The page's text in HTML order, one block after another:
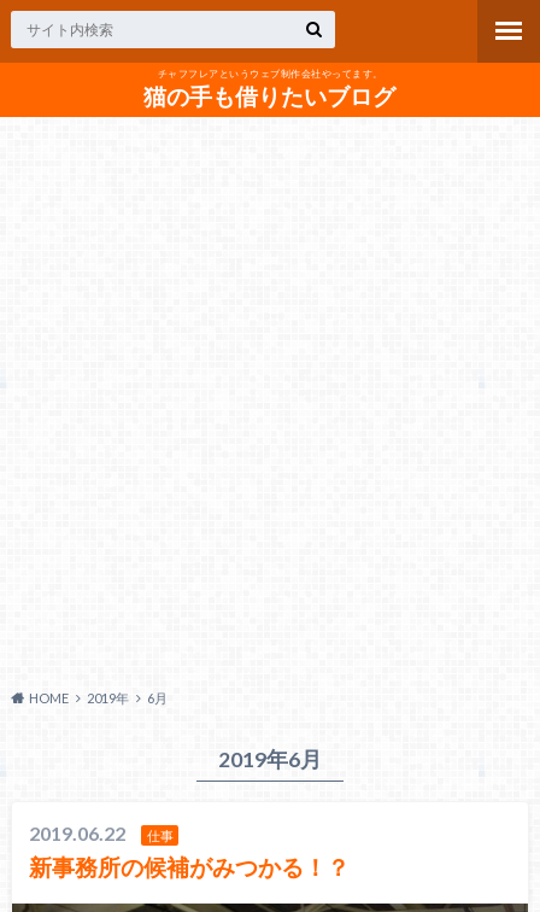
チャフフレアというウェブ制作会社やってます。
猫の手も借りたいブログ
HOME 2019年 6月
2019年6月
2019.06.22 仕事
新事務所の候補がみつかる！？